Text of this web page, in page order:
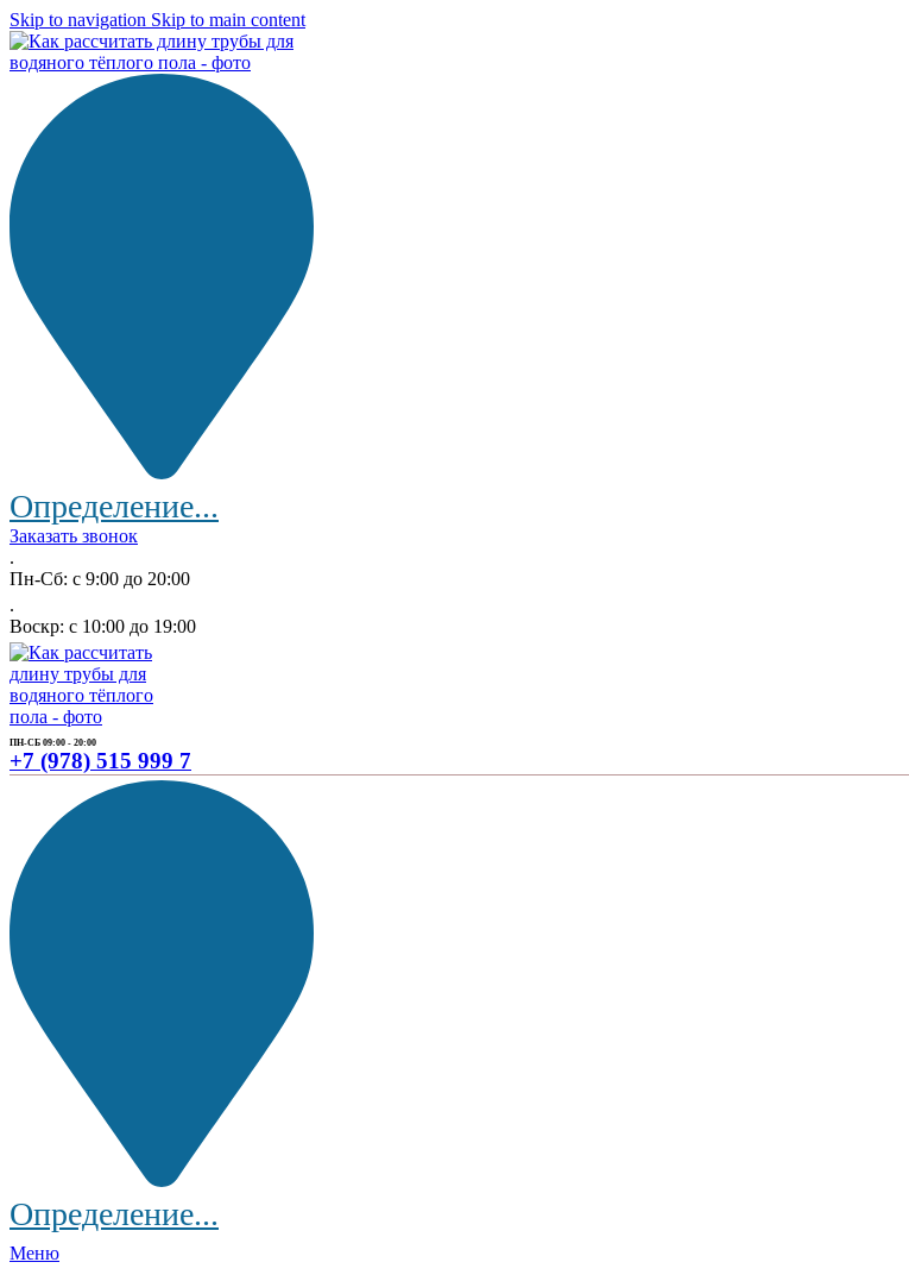
Skip to navigation Skip to main content
Определение...
Заказать звонок
.
Пн-Сб: с 9:00 до 20:00
.
Воскр: с 10:00 до 19:00
ПН-СБ 09:00 - 20:00
+7 (978) 515 999 7
Определение...
Меню